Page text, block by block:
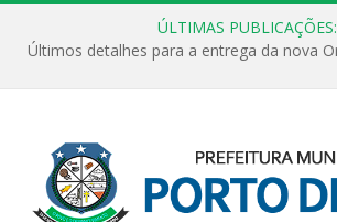
ÚLTIMAS PUBLICAÇÕES: